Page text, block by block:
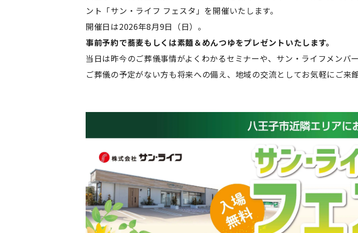
ント「サン・ライフ フェスタ」を開催いたします。
開催日は2026年8月9日（日）。
事前予約で蕎麦もしくは素麺＆めんつゆをプレゼントいたします。
当日は昨今のご葬儀事情がよくわかるセミナーや、サン・ライフメンバ
ご葬儀の予定がない方も将来への備え、地域の交流としてお気軽にご来